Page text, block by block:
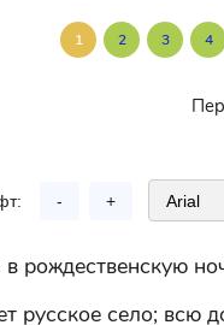
1 2 3 4
- +
рождественскую
русское село; всю